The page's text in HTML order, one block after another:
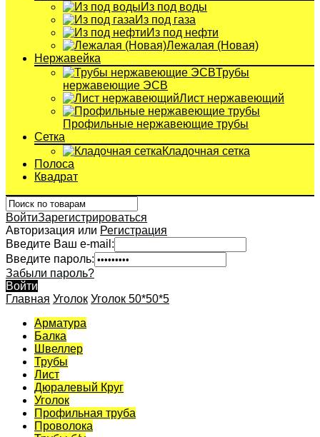
Из под воды
Из под газа
Из под нефти
Лежалая (Новая)
Нержавейка
Трубы
нержавеющие ЭСВ
Лист нержавеющий
Профильные нержавеющие трубы
Сетка
Кладочная сетка
Полоса
Квадрат
ВойтиЗарегистрироваться
Авторизация или Регистрация
Введите Ваш e-mail:
Введите пароль:
Забыли пароль?
Войти
Главная Уголок Уголок 50*50*5
Арматура
Балка
Швеллер
Трубы
Лист
Дюралевый Круг
Уголок
Профильная труба
Проволока